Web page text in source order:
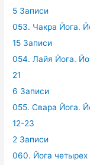
5 Записи
053. Чакра Йога.
15 Записи
054. Лайя Йога.
21
6 Записи
055. Свара Йога.
12-23
2 Записи
060. Йога